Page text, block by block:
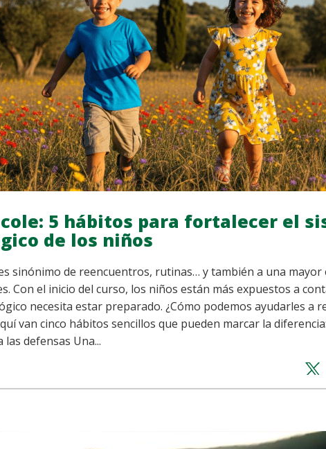
5 hábitos para fortalecer el
de los niños
sinónimo de reencuentros, rutinas… y también a una mayor
Con el inicio del curso, los niños están más expuestos a
necesita estar preparado. ¿Cómo podemos ayudarles a
van cinco hábitos sencillos que pueden marcar la
defensas Una...